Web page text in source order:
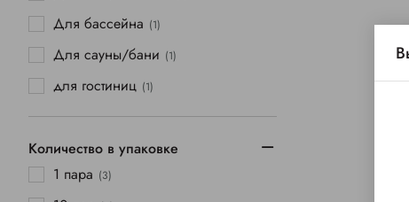
Для бассейна (1)
Для сауны/бани (1)
для гостиниц (1)
Количество в упаковке
1 пара (3)